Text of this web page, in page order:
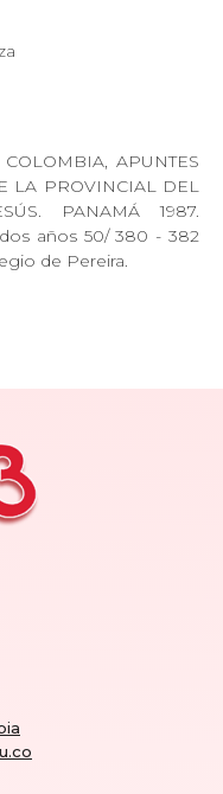
APUNTES
LA PROVINCIAL DEL
PANAMÁ 1987.
años 50/ 380 - 382
de Pereira.